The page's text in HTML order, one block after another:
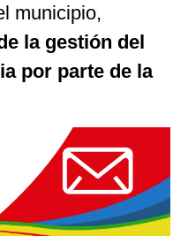
municipio,
la gestión del
por parte de la